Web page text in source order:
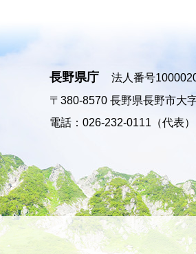
長野県庁
法人番号
〒380-8570 長野県長野市大
電話：026-232-0111（代表）